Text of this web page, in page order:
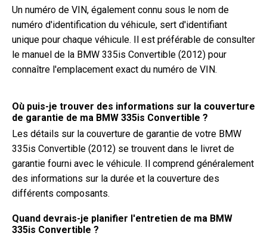
Un numéro de VIN, également connu sous le nom de
numéro d'identification du véhicule, sert d'identifiant
unique pour chaque véhicule. Il est préférable de consulter
le manuel de la BMW 335is Convertible (2012) pour
connaître l'emplacement exact du numéro de VIN.
Où puis-je trouver des informations sur la couverture
de garantie de ma BMW 335is Convertible ?
Les détails sur la couverture de garantie de votre BMW
335is Convertible (2012) se trouvent dans le livret de
garantie fourni avec le véhicule. Il comprend généralement
des informations sur la durée et la couverture des
différents composants.
Quand devrais-je planifier l'entretien de ma BMW
335is Convertible ?